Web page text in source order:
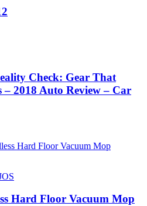
Check: Gear That
2018 Auto Review – Car
Hard Floor Vacuum Mop